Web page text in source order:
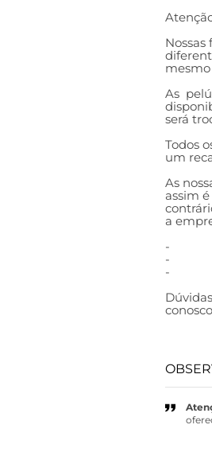
Nossas
As
será
Todos
um
As
assim
a
-
-
-